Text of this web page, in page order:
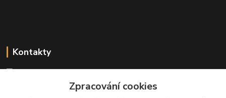
Kontakty
+420 725 613 837
Zpracování cookies